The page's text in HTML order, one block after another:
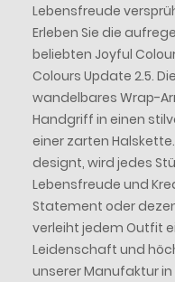
Lebensfreude
Erleben Sie die
beliebten Joyful
Colours Update 2.5.
wandelbares Wrap-
Handgriff in einen
einer zarten
designt, wird jedes
Lebensfreude und
Statement oder
verleiht jedem Outfit
Leidenschaft und
unserer Manufaktur